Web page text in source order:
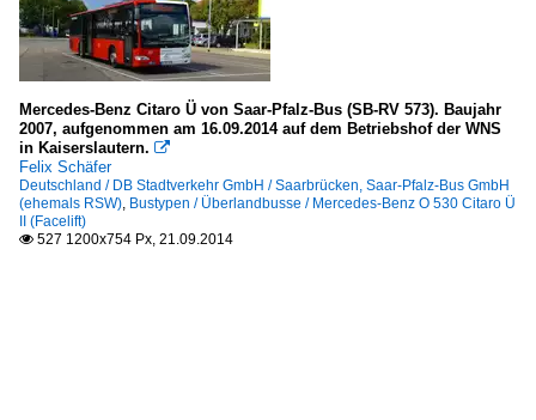
Mercedes-Benz Citaro Ü von Saar-Pfalz-Bus (SB-RV 573). Baujahr
2007, aufgenommen am 16.09.2014 auf dem Betriebshof der WNS
in Kaiserslautern. 
Felix Schäfer
Deutschland / DB Stadtverkehr GmbH / Saarbrücken, Saar-Pfalz-Bus GmbH
(ehemals RSW), Bustypen / Überlandbusse / Mercedes-Benz O 530 Citaro Ü
II (Facelift)
 527 1200x754 Px, 21.09.2014